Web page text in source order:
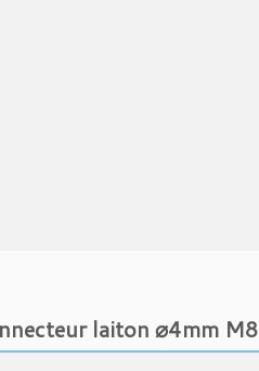
laiton ⌀4mm M8